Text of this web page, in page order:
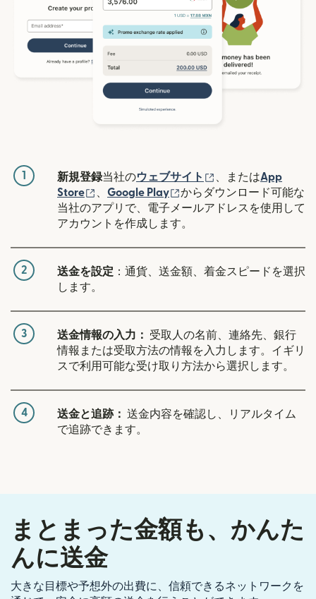
1 新規登録当社のウェブサイト （別ウィンドウで
、またはApp
Store
（別ウィンドウで開きます）
Google Play （別ウィンドウで開きま
からダウンロード可能な
当社のアプリで、電子メールアドレスを使用して
アカウントを作成します。
2 送金を設定 ：通貨、送金額、着金スピードを選択
します。
3 送金情報の入力：
受取人の名前、連絡先、銀行
情報または受取方法の情報を入力します。イギリ
スで利用可能な受け取り方法から選択します。
4 送金と追跡： 送金内容を確認し、リアルタイム
で追跡できます。
まとまった金額も、かんた
んに送金
大きな目標や予想外の出費に、信頼できるネットワークを